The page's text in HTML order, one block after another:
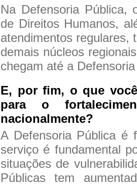
Na Defensoria Pública,
de Direitos Humanos,
atendimentos regulares,
demais núcleos
chegam até a
E, por fim, o que
para o
nacionalmente?
A Defensoria Pública é
serviço é fundamental
situações de
Públicas tem